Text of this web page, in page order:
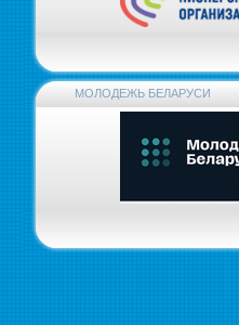
МОЛОДЕЖЬ БЕЛАРУСИ